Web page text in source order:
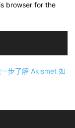
browser for the
步了解 Akismet 如